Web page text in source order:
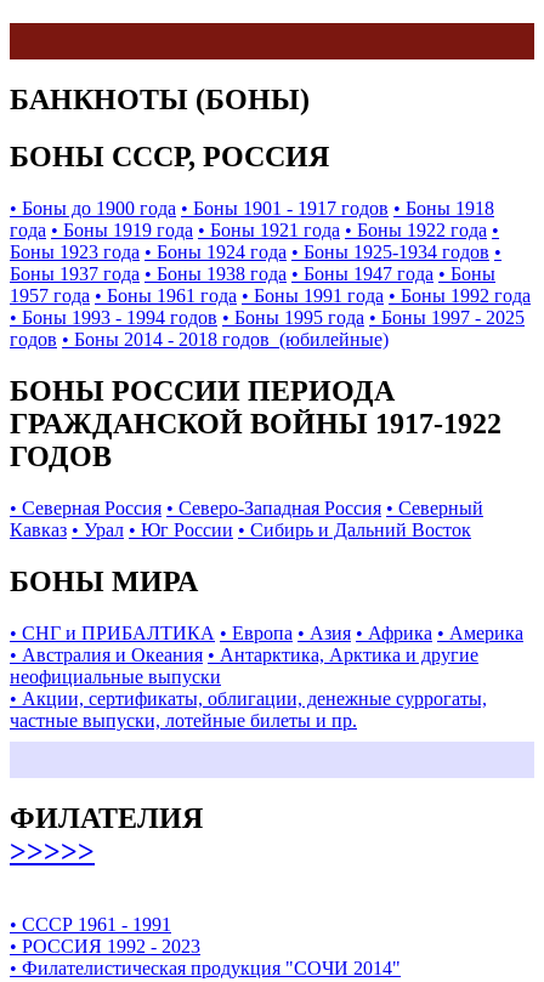
БАНКНОТЫ (БОНЫ)
БОНЫ СССР, РОССИЯ
• Боны до 1900 года • Боны 1901 - 1917 годов • Боны 1918
года • Боны 1919 года • Боны 1921 года • Боны 1922 года •
Боны 1923 года • Боны 1924 года • Боны 1925-1934 годов •
Боны 1937 года • Боны 1938 года • Боны 1947 года • Боны
1957 года • Боны 1961 года • Боны 1991 года • Боны 1992 года
• Боны 1993 - 1994 годов • Боны 1995 года • Боны 1997 - 2025
годов • Боны 2014 - 2018 годов (юбилейные)
БОНЫ РОССИИ ПЕРИОДА
ГРАЖДАНСКОЙ ВОЙНЫ 1917-1922
ГОДОВ
• Северная Россия • Северо-Западная Россия • Северный
Кавказ • Урал • Юг России • Сибирь и Дальний Восток
БОНЫ МИРА
• СНГ и ПРИБАЛТИКА • Европа • Азия • Африка • Америка
• Австралия и Океания • Антарктика, Арктика и другие
неофициальные выпуски
• Акции, сертификаты, облигации, денежные суррогаты,
частные выпуски, лотейные билеты и пр.
ФИЛАТЕЛИЯ
>>>>>
• СССР 1961 - 1991
• РОССИЯ 1992 - 2023
• Филателистическая продукция "СОЧИ 2014"